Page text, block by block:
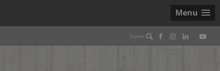
Menu